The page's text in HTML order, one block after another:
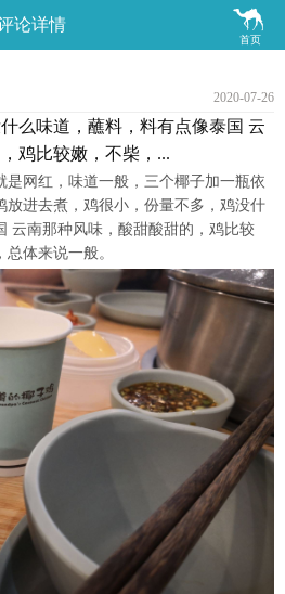

首页
论详情
2020-07-26
么味道，蘸料，料有点像泰国 云
鸡比较嫩，不柴，...
是网红，味道一般，三个椰子加一瓶依
放进去煮，鸡很小，份量不多，鸡没什
云南那种风味，酸甜酸甜的，鸡比较
体来说一般。